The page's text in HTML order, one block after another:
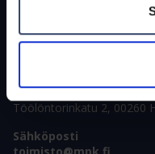
Postiosoite
Pohjoinen Hesperiankatu
Käyntiosoite
Töölöntorinkatu 2, 00260
Sähköposti